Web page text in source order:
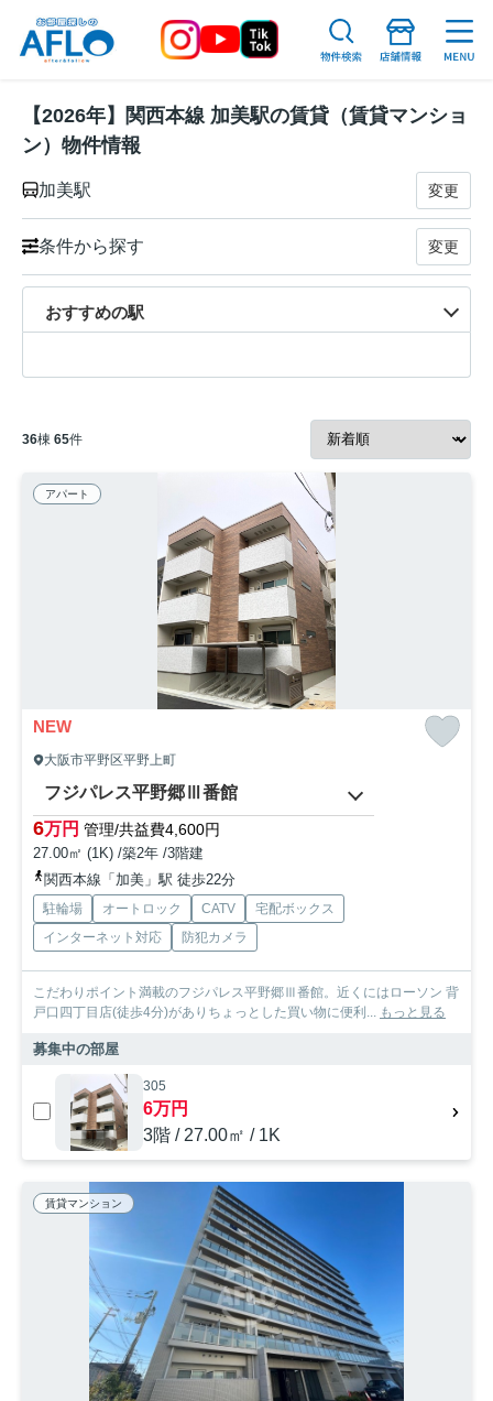
【2026年】関西本線 加美駅の賃貸（賃貸マンショ
ン）物件情報
加美駅 変更
条件から探す 変更
おすすめの駅
36棟 65件
アパート
NEW
大阪市平野区平野上町
フジパレス平野郷Ⅲ番館
6万円 管理/共益費4,600円
27.00㎡ (1K) /築2年 /3階建
関西本線「加美」駅 徒歩22分
駐輪場 オートロック CATV
宅配ボックス
インターネット対応
防犯カメラ
こだわりポイント満載のフジパレス平野郷Ⅲ番館。近くにはローソン 背
戸口四丁目店(徒歩4分)がありちょっとした買い物に便利...
もっと見る
募集中の部屋
305
6万円
3階 / 27.00㎡ / 1K
賃貸マンション